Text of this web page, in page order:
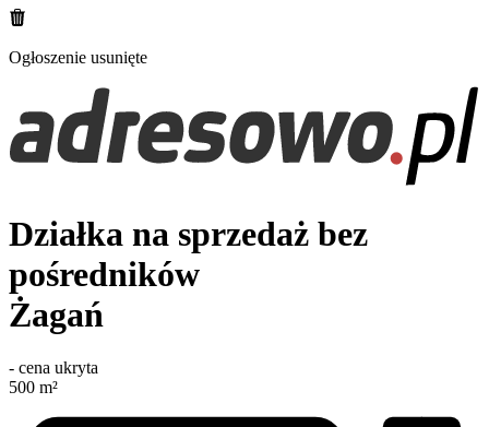
Ogłoszenie usunięte
Działka na sprzedaż bez
pośredników
Żagań
- cena ukryta
500 m²